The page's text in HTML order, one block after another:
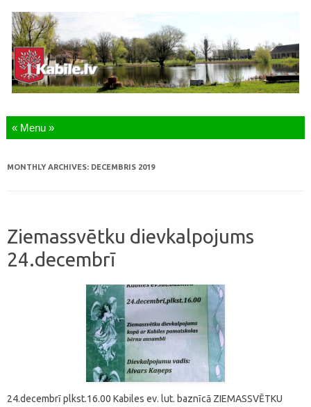
Skip to content
MONTHLY ARCHIVES: DECEMBRIS 2019
Ziemassvētku dievkalpojums
24.decembrī
24.decembrī plkst.16.00 Kabiles ev. lut. baznīcā ZIEMASSVĒTKU